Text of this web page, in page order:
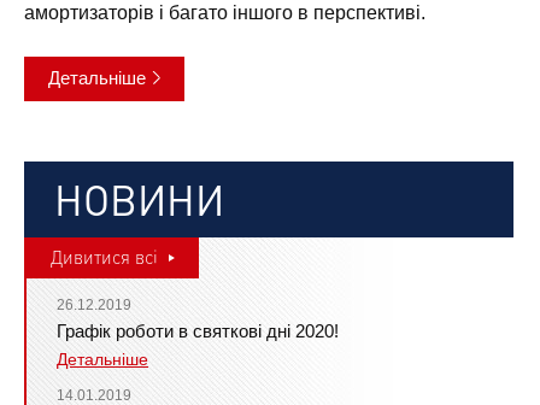
амортизаторів і багато іншого в перспективі.
Детальніше
НОВИНИ
Дивитися всі
26.12.2019
Графік роботи в святкові дні 2020!
Детальніше
14.01.2019